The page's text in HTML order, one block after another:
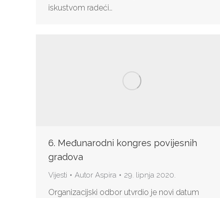
iskustvom radeći…
6. Međunarodni kongres povijesnih
gradova
Vijesti Autor Aspira 29. lipnja 2020.
Organizacijski odbor utvrdio je novi datum